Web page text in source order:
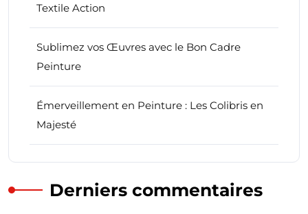
Textile Action
Sublimez vos Œuvres avec le Bon Cadre
Peinture
Émerveillement en Peinture : Les Colibris en
Majesté
Derniers commentaires